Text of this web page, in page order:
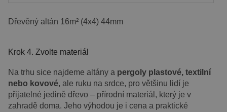
Dřevěný altán 16m² (4x4) 44mm
Krok 4. Zvolte materiál
Na trhu sice najdeme altány a pergoly plastové, textilní
nebo kovové, ale ruku na srdce, pro většinu lidí je
přijatelné jedině dřevo – přírodní materiál, který je v
zahradě doma. Jeho výhodou je i cena a praktické